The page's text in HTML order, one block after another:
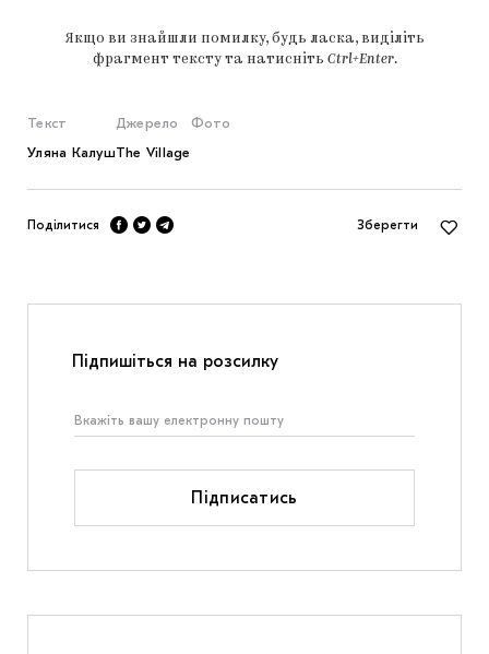
Якщо ви знайшли помилку, будь ласка, виділіть
фрагмент тексту та натисніть Ctrl+Enter.
Текст
Уляна Калуш
Джерело
The Village
Фото
Поділитися Зберегти
Підпишіться на розсилку
Підписатись